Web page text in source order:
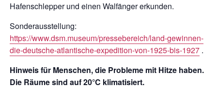
Hafenschlepper und einen Walfänger erkunden.
Sonderausstellung:
https://www.dsm.museum/pressebereich/land-gewinnen-
die-deutsche-atlantische-expedition-von-1925-bis-1927 .
Hinweis für Menschen, die Probleme mit Hitze haben.
Die Räume sind auf 20°C klimatisiert.